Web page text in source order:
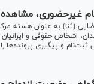
غیرحضوری، مشاهده
(ثنا) به عنوان هسته
اشخاص حقوقی و ایرانیان
را به صورت ۲۴ ساعته و